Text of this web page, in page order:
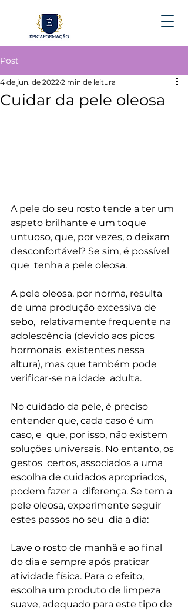
Post
Cuidar da pele oleosa
4 de jun. de 2022 2 min de leitura
A pele do seu rosto tende a ter um
aspeto brilhante e um toque
untuoso, que, por vezes, o deixam
desconfortável? Se sim, é possível
que  tenha a pele oleosa.
A pele oleosa, por norma, resulta
de uma produção excessiva de
sebo,  relativamente frequente na
adolescência (devido aos picos
hormonais  existentes nessa
altura), mas que também pode
verificar-se na idade  adulta.
No cuidado da pele, é preciso
entender que, cada caso é um
caso, e  que, por isso, não existem
soluções universais. No entanto, os
gestos  certos, associados a uma
escolha de cuidados apropriados,
podem fazer a  diferença. Se tem a
pele oleosa, experimente seguir
estes passos no seu  dia a dia:
Lave o rosto de manhã e ao final
do dia e sempre após praticar
atividade física. Para o efeito,
escolha um produto de limpeza
suave, adequado para este tipo de